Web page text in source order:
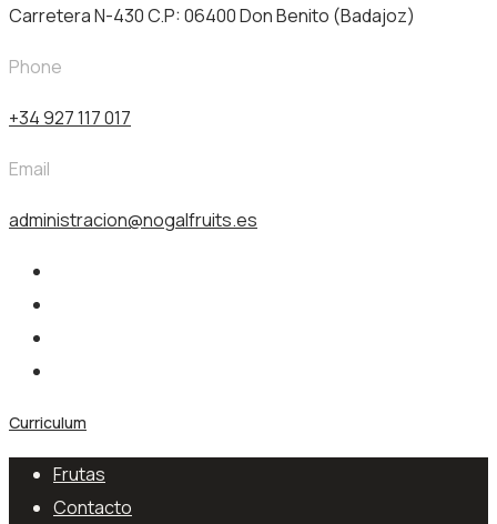
Carretera N-430 C.P: 06400 Don Benito (Badajoz)
Phone
+34 927 117 017
Email
administracion@nogalfruits.es
Curriculum
Frutas
Contacto